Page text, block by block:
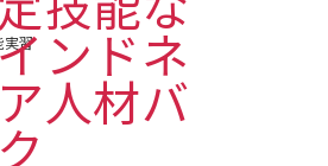
実習